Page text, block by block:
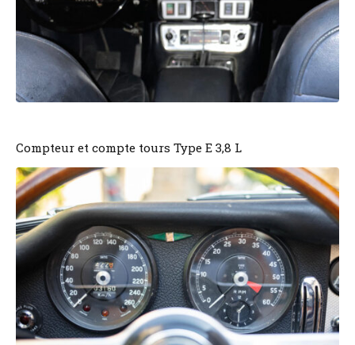
Compteur et compte tours Type E 3,8 L